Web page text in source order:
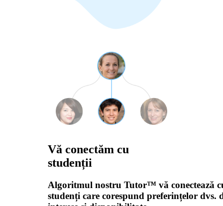
Vă conectăm cu
studenții
Algoritmul nostru Tutor™ vă conectează
studenți care corespund preferințelor dvs.